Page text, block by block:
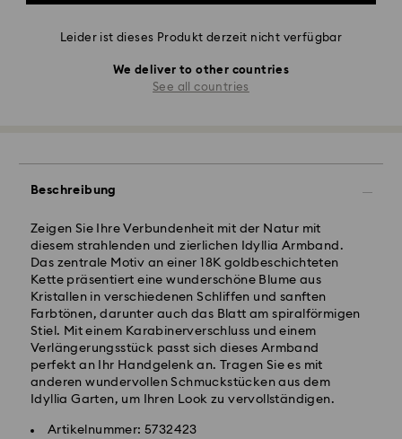
Leider ist dieses Produkt derzeit nicht verfügbar
We deliver to other countries
See all countries
Beschreibung
Zeigen Sie Ihre Verbundenheit mit der Natur mit
diesem strahlenden und zierlichen Idyllia Armband.
Das zentrale Motiv an einer 18K goldbeschichteten
Kette präsentiert eine wunderschöne Blume aus
Kristallen in verschiedenen Schliffen und sanften
Farbtönen, darunter auch das Blatt am spiralförmigen
Stiel. Mit einem Karabinerverschluss und einem
Verlängerungsstück passt sich dieses Armband
perfekt an Ihr Handgelenk an. Tragen Sie es mit
anderen wundervollen Schmuckstücken aus dem
Idyllia Garten, um Ihren Look zu vervollständigen.
Artikelnummer: 5732423